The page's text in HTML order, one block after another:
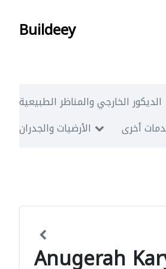
Buildeey
الديكور الخارجي والمناظر الطبيعية
الأرضيات والجدران
أخرى
Anugerah